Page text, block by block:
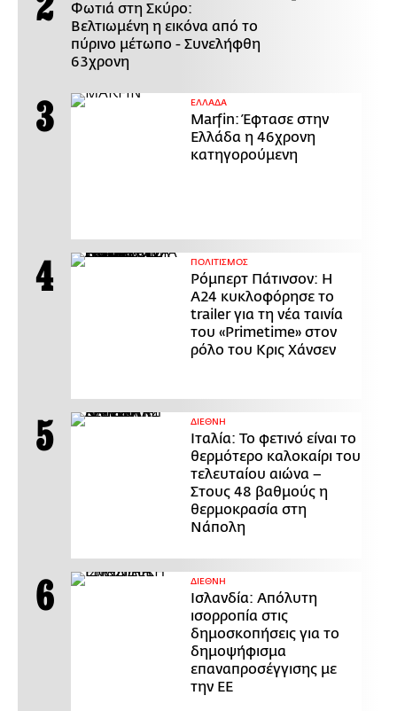
Φωτιά στη Σκύρο:
Βελτιωμένη η εικόνα από το
πύρινο μέτωπο - Συνελήφθη
63χρονη
ΕΛΛΑΔΑ
Marfin: Έφτασε στην
Ελλάδα η 46χρονη
κατηγορούμενη
ΠΟΛΙΤΙΣΜΟΣ
Ρόμπερτ Πάτινσον: Η
Α24 κυκλοφόρησε το
trailer για τη νέα ταινία
του «Primetime» στον
ρόλο του Κρις Χάνσεν
ΔΙΕΘΝΗ
Ιταλία: Το φετινό είναι το
θερμότερο καλοκαίρι του
τελευταίου αιώνα –
Στους 48 βαθμούς η
θερμοκρασία στη
Νάπολη
ΔΙΕΘΝΗ
Ισλανδία: Απόλυτη
ισορροπία στις
δημοσκοπήσεις για το
δημοψήφισμα
επαναπροσέγγισης με
την ΕΕ